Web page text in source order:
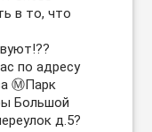
в то, что
⠀
по адресу
Ⓜ️Парк
Большой
д.5?